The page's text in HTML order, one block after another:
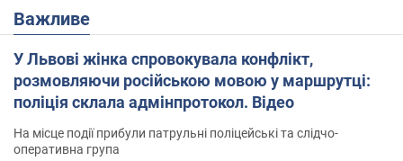
Важливе
У Львові жінка спровокувала конфлікт,
розмовляючи російською мовою у маршрутці:
поліція склала адмінпротокол. Відео
На місце події прибули патрульні поліцейські та слідчо-
оперативна група